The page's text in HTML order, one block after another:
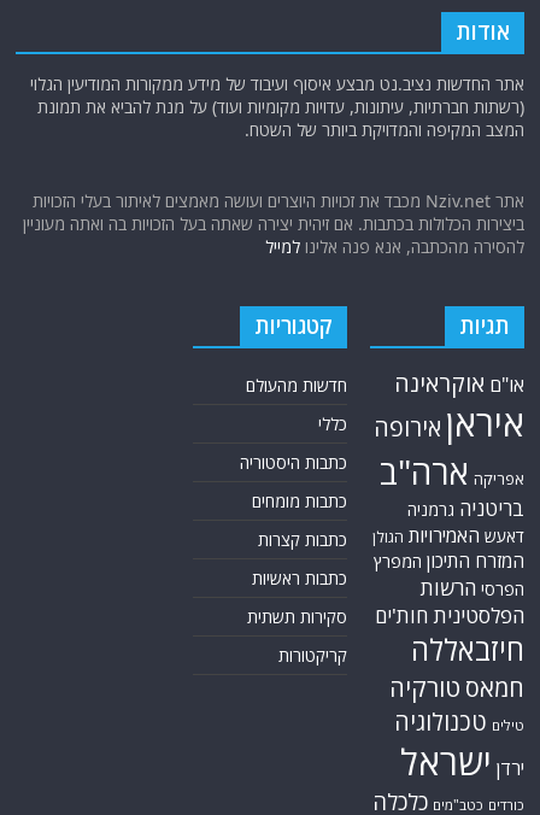
אודות
אתר החדשות נציב.נט מבצע איסוף ועיבוד של מידע ממקורות המודיעין הגלוי
(רשתות חברתיות, עיתונות, עדויות מקומיות ועוד) על מנת להביא את תמונת
המצב המקיפה והמדויקת ביותר של השטח.
אתר Nziv.net מכבד את זכויות היוצרים ועושה מאמצים לאיתור בעלי הזכויות
ביצירות הכלולות בכתבות. אם זיהית יצירה שאתה בעל הזכויות בה ואתה מעוניין
להסירה מהכתבה, אנא פנה אלינולמייל
תגיות
או"ם אוקראינה
איראן אירופה
אפריקה ארה"ב
בריטניה גרמניה
דאעש האמירויות הגולן
המזרח התיכון המפרץ
הפרסי הרשות
הפלסטינית חות'ים
חיזבאללה
חמאס טורקיה
טילים טכנולוגיה
ירדן ישראל
כורדים כטב"מים כלכלה
קטגוריות
חדשות מהעולם
כללי
כתבות היסטוריה
כתבות מומחים
כתבות קצרות
כתבות ראשיות
סקירות תשתית
קריקטורות